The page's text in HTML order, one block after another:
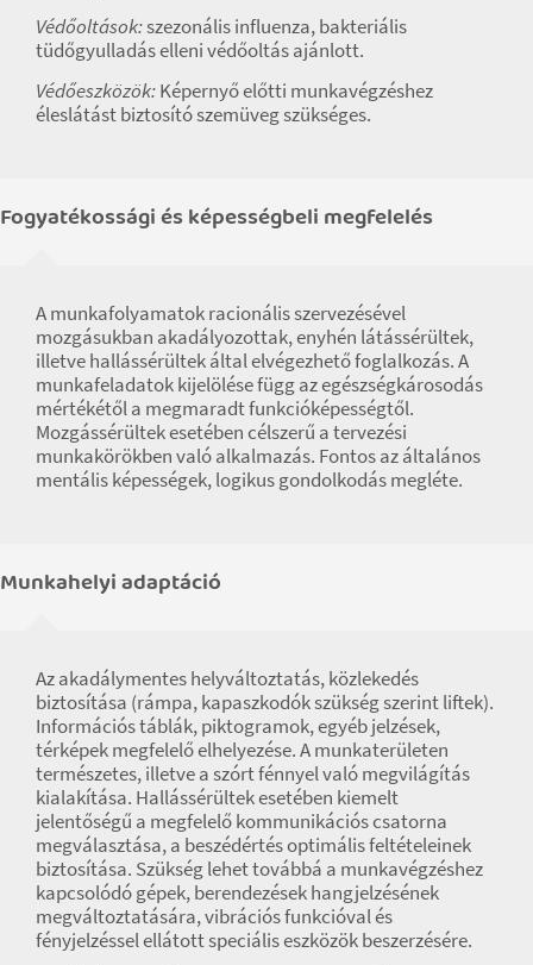
Védőoltások:szezonális influenza, bakteriális
tüdőgyulladás elleni védőoltás ajánlott.
Védőeszközök:Képernyő előtti munkavégzéshez
éleslátást biztosító szemüveg szükséges.
Fogyatékossági és képességbeli megfelelés
A munkafolyamatok racionális szervezésével
mozgásukban akadályozottak, enyhén látássérültek,
illetve hallássérültek által elvégezhető foglalkozás. A
munkafeladatok kijelölése függ az egészségkárosodás
mértékétől a megmaradt funkcióképességtől.
Mozgássérültek esetében célszerű a tervezési
munkakörökben való alkalmazás. Fontos az általános
mentális képességek, logikus gondolkodás megléte.
Munkahelyi adaptáció
Az akadálymentes helyváltoztatás, közlekedés
biztosítása (rámpa, kapaszkodók szükség szerint liftek).
Információs táblák, piktogramok, egyéb jelzések,
térképek megfelelő elhelyezése. A munkaterületen
természetes, illetve a szórt fénnyel való megvilágítás
kialakítása. Hallássérültek esetében kiemelt
jelentőségű a megfelelő kommunikációs csatorna
megválasztása, a beszédértés optimális feltételeinek
biztosítása. Szükség lehet továbbá a munkavégzéshez
kapcsolódó gépek, berendezések hangjelzésének
megváltoztatására, vibrációs funkcióval és
fényjelzéssel ellátott speciális eszközök beszerzésére.